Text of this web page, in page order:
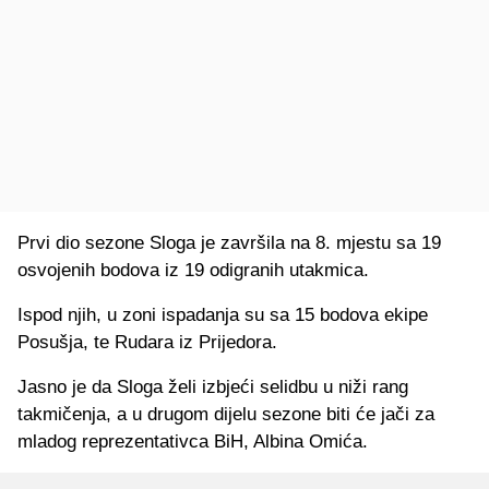
Prvi dio sezone Sloga je završila na 8. mjestu sa 19
osvojenih bodova iz 19 odigranih utakmica.
Ispod njih, u zoni ispadanja su sa 15 bodova ekipe
Posušja, te Rudara iz Prijedora.
Jasno je da Sloga želi izbjeći selidbu u niži rang
takmičenja, a u drugom dijelu sezone biti će jači za
mladog reprezentativca BiH, Albina Omića.